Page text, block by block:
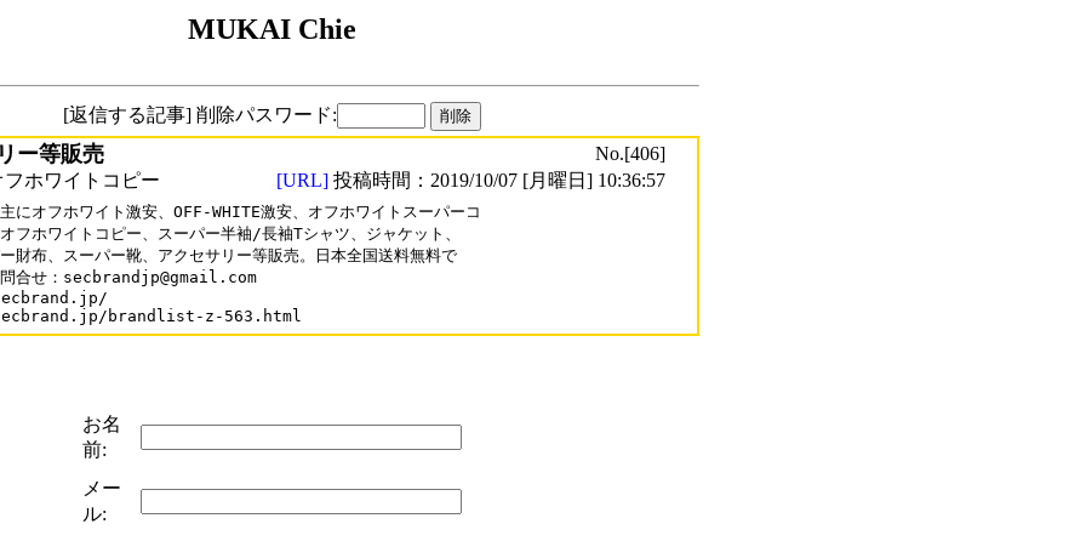
MUKAI Chie
[返信する記事] 削除パスワード:
ー等販売
No.[406]
ホワイトコピー
[URL] 投稿時間：2019/10/07 [月曜日] 10:36:57
にオフホワイト激安、OFF-WHITE激安、オフホワイトスーパーコ
フホワイトコピー、スーパー半袖/長袖Tシャツ、ジャケット、
財布、スーパー靴、アクセサリー等販売。日本全国送料無料で
問合せ：secbrandjp@gmail.com
brandlist-z-563.html
お名
前:
メー
ル: